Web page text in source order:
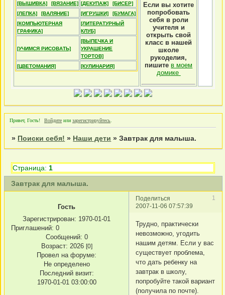
[ВЫШИВКА] [ВЯЗАНИЕ] [ДЕКУПАЖ]
[БИСЕР]
[ЛЕПКА]
[ВАЛЯНИЕ] [ИГРУШКИ]
[БУМАГА]
[КОМПЬЮТЕРНАЯ
ГРАФИКА]
[ЛИТЕРАТУРНЫЙ
КЛУБ]
[УЧИМСЯ РИСОВАТЬ]
[ВЫПЕЧКА И
УКРАШЕНИЕ
ТОРТОВ]
[ЦВЕТОМАНИЯ]
[КУЛИНАРИЯ]
Если вы хотите
попробовать
себя в роли
учителя и
открыть свой
класс в нашей
школе
рукоделия,
пишите в моем
домике
Привет, Гость! Войдите или зарегистрируйтесь
» Поиски себя! » Наши дети »Завтрак для малыша.
Завтрак для малыша.
Страница: 1
Поделиться
1
2007-11-06 07:57:39
Гость
Зарегистрирован: 1970-01-01
Приглашений: 0
Сообщений: 0
Возраст: 2026 [0]
Провел на форуме:
Не определено
Последний визит:
1970-01-01 03:00:00
Трудно, практически
невозможно, угодить
нашим детям. Если у вас
существуeт проблема,
что дать ребенку на
завтрак в школу,
попробуйте такой вариант
(получила по почте).